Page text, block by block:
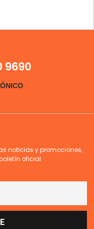
9690
noticias y promociones,
oficial